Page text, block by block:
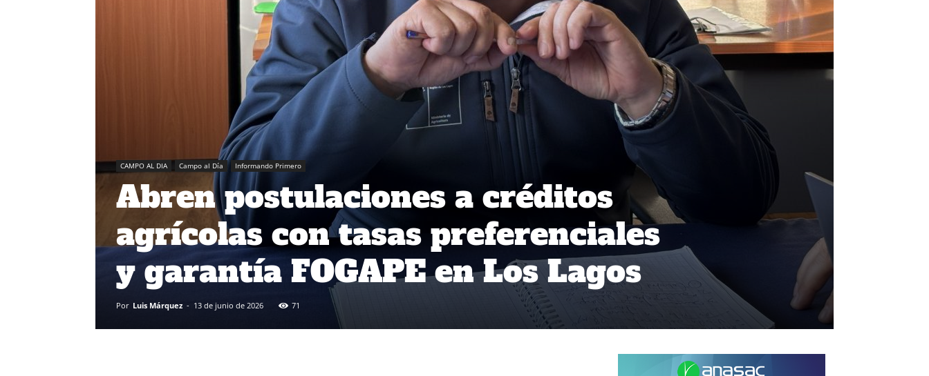
CAMPO AL DIA Campo al Día Informando Primero
Abren postulaciones a créditos
agrícolas con tasas preferenciales
y garantía FOGAPE en Los Lagos
Por Luis Márquez - 13 de junio de 2026 71